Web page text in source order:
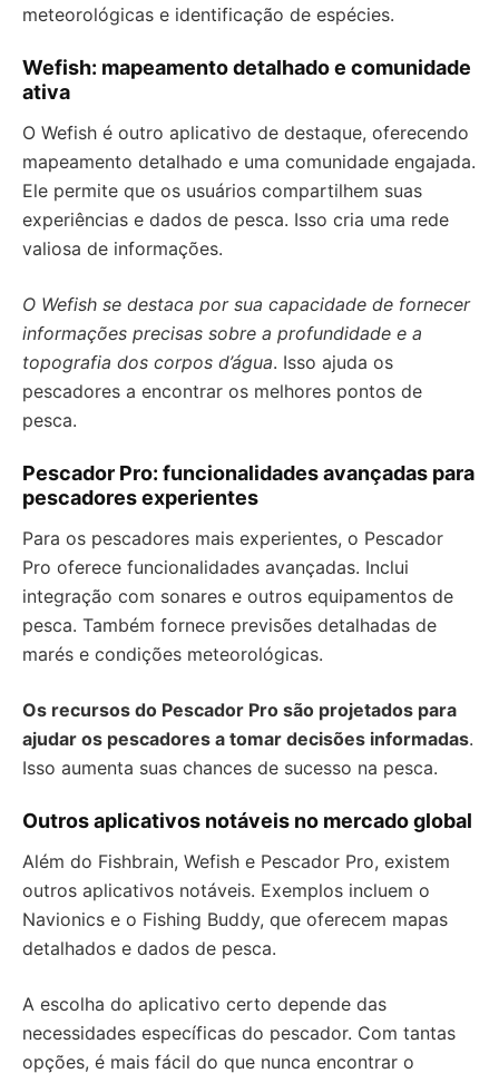
meteorológicas e identificação de espécies.
Wefish: mapeamento detalhado e comunidade
ativa
O Wefish é outro aplicativo de destaque, oferecendo
mapeamento detalhado e uma comunidade engajada.
Ele permite que os usuários compartilhem suas
experiências e dados de pesca. Isso cria uma rede
valiosa de informações.
O Wefish se destaca por sua capacidade de fornecer
informações precisas sobre a profundidade e a
topografia dos corpos d’água. Isso ajuda os
pescadores a encontrar os melhores pontos de
pesca.
Pescador Pro: funcionalidades avançadas para
pescadores experientes
Para os pescadores mais experientes, o Pescador
Pro oferece funcionalidades avançadas. Inclui
integração com sonares e outros equipamentos de
pesca. Também fornece previsões detalhadas de
marés e condições meteorológicas.
Os recursos do Pescador Pro são projetados para
ajudar os pescadores a tomar decisões informadas.
Isso aumenta suas chances de sucesso na pesca.
Outros aplicativos notáveis no mercado global
Além do Fishbrain, Wefish e Pescador Pro, existem
outros aplicativos notáveis. Exemplos incluem o
Navionics e o Fishing Buddy, que oferecem mapas
detalhados e dados de pesca.
A escolha do aplicativo certo depende das
necessidades específicas do pescador. Com tantas
opções, é mais fácil do que nunca encontrar o